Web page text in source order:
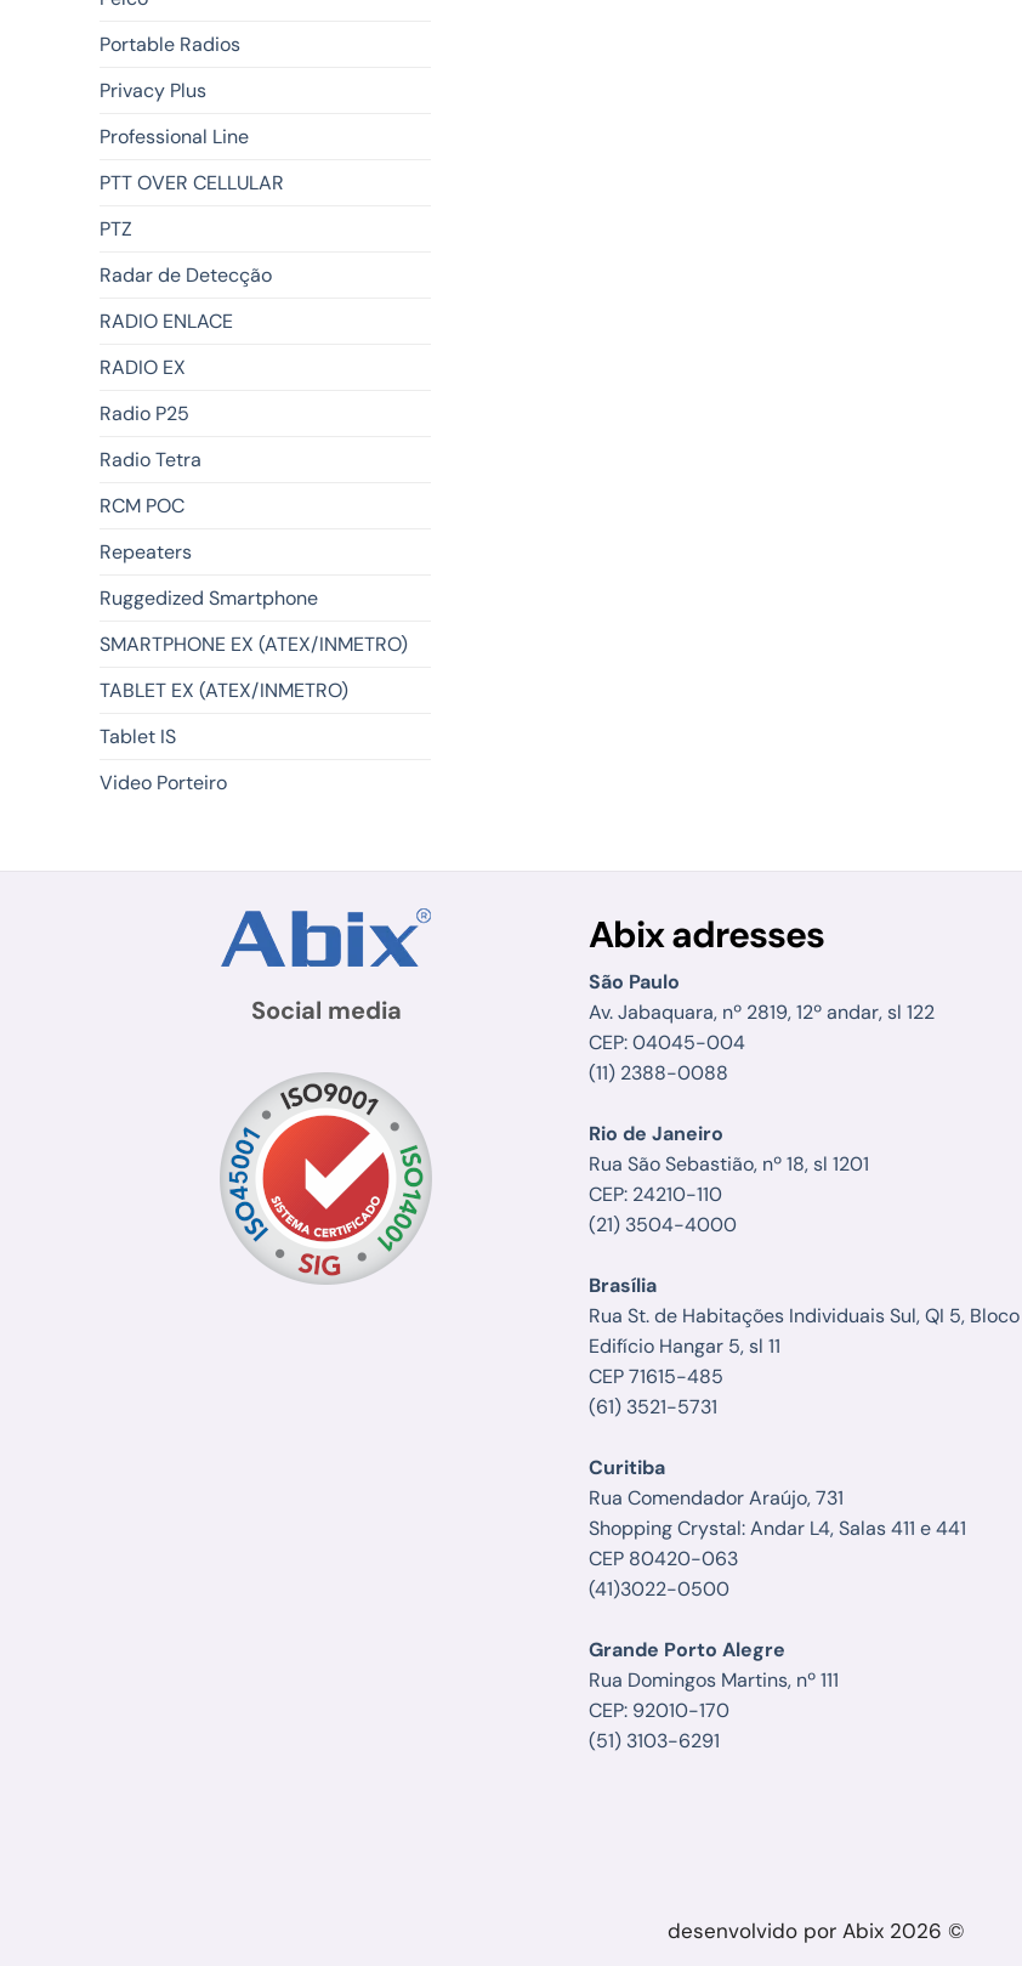
Portable Radios
Privacy Plus
Professional Line
PTT OVER CELLULAR
PTZ
Radar de Detecção
RADIO ENLACE
RADIO EX
Radio P25
Radio Tetra
RCM POC
Repeaters
Ruggedized Smartphone
SMARTPHONE EX (ATEX/INMETRO)
TABLET EX (ATEX/INMETRO)
Tablet IS
Video Porteiro
Social media
Abix adresses
São Paulo
Av. Jabaquara, nº 2819, 12º andar, sl 122
CEP: 04045-004
(11) 2388-0088
Rio de Janeiro
Rua São Sebastião, nº 18, sl 1201
CEP: 24210-110
(21) 3504-4000
Brasília
Rua St. de Habitações Individuais Sul, QI 5, Bloco
Edifício Hangar 5, sl 11
CEP 71615-485
(61) 3521-5731
Curitiba
Rua Comendador Araújo, 731
Shopping Crystal: Andar L4, Salas 411 e 441
CEP 80420-063
(41)3022-0500
Grande Porto Alegre
Rua Domingos Martins, nº 111
CEP: 92010-170
(51) 3103-6291
desenvolvido por Abix 2026 ©